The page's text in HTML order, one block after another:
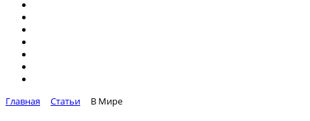
Главная Статьи В Мире